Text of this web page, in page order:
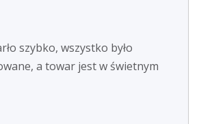
szybko, wszystko było
a towar jest w świetnym